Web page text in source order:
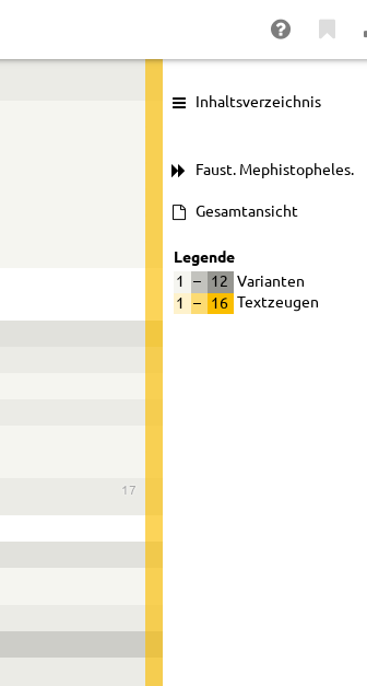
17
Inhaltsverzeichnis
Faust. Mephistopheles.
Gesamtansicht
Legende
1 – 12
Varianten
1
– 16 Textzeugen